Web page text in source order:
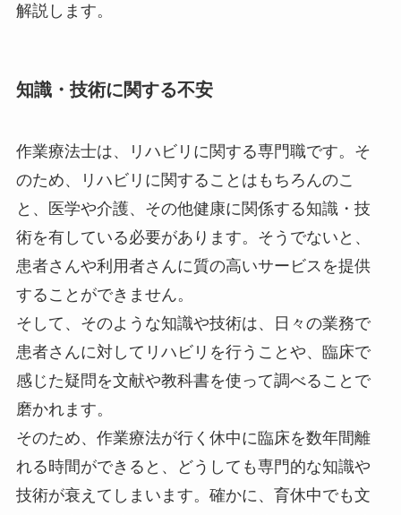
解説します。
知識・技術に関する不安
作業療法士は、リハビリに関する専門職です。そ
のため、リハビリに関することはもちろんのこ
と、医学や介護、その他健康に関係する知識・技
術を有している必要があります。そうでないと、
患者さんや利用者さんに質の高いサービスを提供
することができません。
そして、そのような知識や技術は、日々の業務で
患者さんに対してリハビリを行うことや、臨床で
感じた疑問を文献や教科書を使って調べることで
磨かれます。
そのため、作業療法が行く休中に臨床を数年間離
れる時間ができると、どうしても専門的な知識や
技術が衰えてしまいます。確かに、育休中でも文